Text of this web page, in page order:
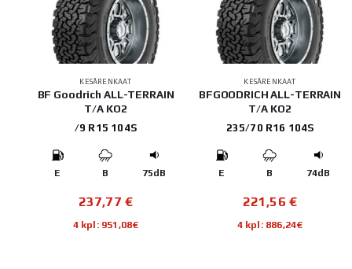
KESÄRENKAAT
BF Goodrich ALL-TERRAIN
T/A KO2
/9 R15 104S
E B 75dB
237,77€
4 kpl: 951,08€
KESÄRENKAAT
BFGOODRICH ALL-TERRAIN
T/A KO2
235/70 R16 104S
E B 74dB
221,56€
4 kpl: 886,24€